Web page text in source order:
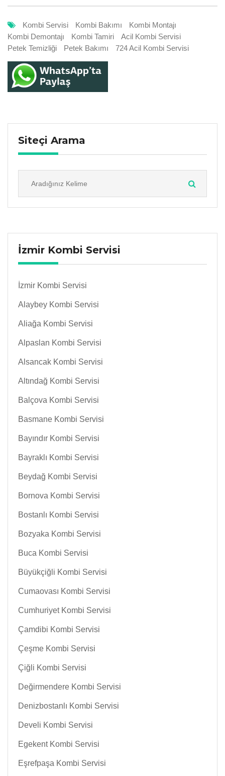
Kombi Servisi Kombi Bakımı
Kombi Montajı
Kombi Demontajı
Kombi Tamiri
Acil Kombi Servisi
Petek Temizliği
Petek Bakımı 724 Acil Kombi Servisi
Siteçi Arama
İzmir Kombi Servisi
İzmir Kombi Servisi
Alaybey Kombi Servisi
Aliağa Kombi Servisi
Alpaslan Kombi Servisi
Alsancak Kombi Servisi
Altındağ Kombi Servisi
Balçova Kombi Servisi
Basmane Kombi Servisi
Bayındır Kombi Servisi
Bayraklı Kombi Servisi
Beydağ Kombi Servisi
Bornova Kombi Servisi
Bostanlı Kombi Servisi
Bozyaka Kombi Servisi
Buca Kombi Servisi
Büyükçiğli Kombi Servisi
Cumaovası Kombi Servisi
Cumhuriyet Kombi Servisi
Çamdibi Kombi Servisi
Çeşme Kombi Servisi
Çiğli Kombi Servisi
Değirmendere Kombi Servisi
Denizbostanlı Kombi Servisi
Develi Kombi Servisi
Egekent Kombi Servisi
Eşrefpaşa Kombi Servisi